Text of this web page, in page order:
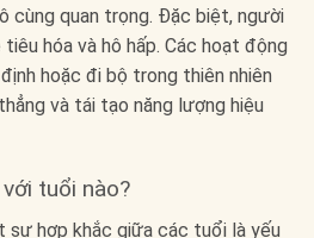
cùng quan trọng. Đặc biệt, người
hóa và hô hấp. Các hoạt động
hoặc đi bộ trong thiên nhiên
và tái tạo năng lượng hiệu
tuổi nào?
sự hợp khắc giữa các tuổi là yếu